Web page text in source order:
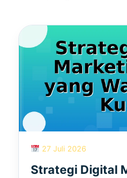
27 Juli 2026
Strategi Digital